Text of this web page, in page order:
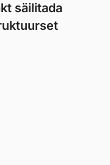
säilitada